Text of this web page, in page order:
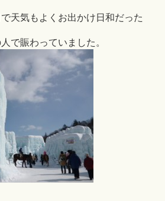
天気もよくお出かけ日和だった
で賑わっていました。